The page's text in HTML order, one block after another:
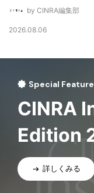
by CINRA編集部
2026.08.06
Special Feature
CINRA
Edition
詳しくみる